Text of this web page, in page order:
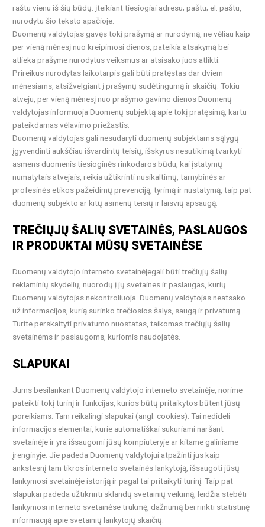
raštu vienu iš šių būdų: įteikiant tiesiogiai adresu; paštu; el. paštu,
nurodytu šio teksto apačioje.
Duomenų valdytojas gavęs tokį prašymą ar nurodymą, ne vėliau kaip
per vieną mėnesį nuo kreipimosi dienos, pateikia atsakymą bei
atlieka prašyme nurodytus veiksmus ar atsisako juos atlikti.
Prireikus nurodytas laikotarpis gali būti pratęstas dar dviem
mėnesiams, atsižvelgiant į prašymų sudėtingumą ir skaičių. Tokiu
atveju, per vieną mėnesį nuo prašymo gavimo dienos Duomenų
valdytojas informuoja Duomenų subjektą apie tokį pratęsimą, kartu
pateikdamas vėlavimo priežastis.
Duomenų valdytojas gali nesudaryti duomenų subjektams sąlygų
įgyvendinti aukščiau išvardintų teisių, išskyrus nesutikimą tvarkyti
asmens duomenis tiesioginės rinkodaros būdu, kai įstatymų
numatytais atvejais, reikia užtikrinti nusikaltimų, tarnybinės ar
profesinės etikos pažeidimų prevenciją, tyrimą ir nustatymą, taip pat
duomenų subjekto ar kitų asmenų teisių ir laisvių apsaugą.
TREČIŲJŲ ŠALIŲ SVETAINĖS, PASLAUGOS
IR PRODUKTAI MŪSŲ SVETAINĖSE
Duomenų valdytojo interneto svetainėjegali būti trečiųjų šalių
reklaminių skydelių, nuorodų į jų svetaines ir paslaugas, kurių
Duomenų valdytojas nekontroliuoja. Duomenų valdytojas neatsako
už informacijos, kurią surinko trečiosios šalys, saugą ir privatumą.
Turite perskaityti privatumo nuostatas, taikomas trečiųjų šalių
svetainėms ir paslaugoms, kuriomis naudojatės.
SLAPUKAI
Jums besilankant Duomenų valdytojo interneto svetainėje, norime
pateikti tokį turinį ir funkcijas, kurios būtų pritaikytos būtent jūsų
poreikiams. Tam reikalingi slapukai (angl. cookies). Tai nedideli
informacijos elementai, kurie automatiškai sukuriami naršant
svetainėje ir yra išsaugomi jūsų kompiuteryje ar kitame galiniame
įrenginyje. Jie padeda Duomenų valdytojui atpažinti jus kaip
ankstesnį tam tikros interneto svetainės lankytoją, išsaugoti jūsų
lankymosi svetainėje istoriją ir pagal tai pritaikyti turinį. Taip pat
slapukai padeda užtikrinti sklandų svetainių veikimą, leidžia stebėti
lankymosi interneto svetainėse trukmę, dažnumą bei rinkti statistinę
informaciją apie svetainių lankytojų skaičių.